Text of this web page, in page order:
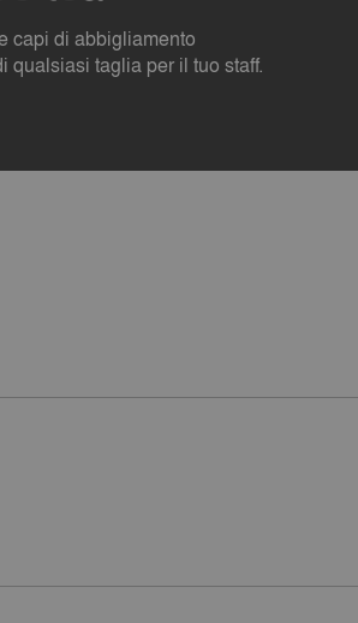
capi di abbigliamento
qualsiasi taglia per il tuo staff.